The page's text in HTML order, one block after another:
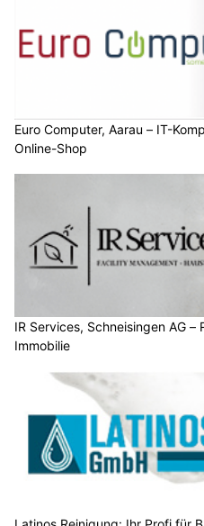
Euro Computer, Aarau – IT-
Online-Shop
IR Services, Schneisingen AG
Immobilie